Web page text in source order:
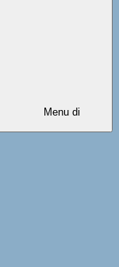
Menu di